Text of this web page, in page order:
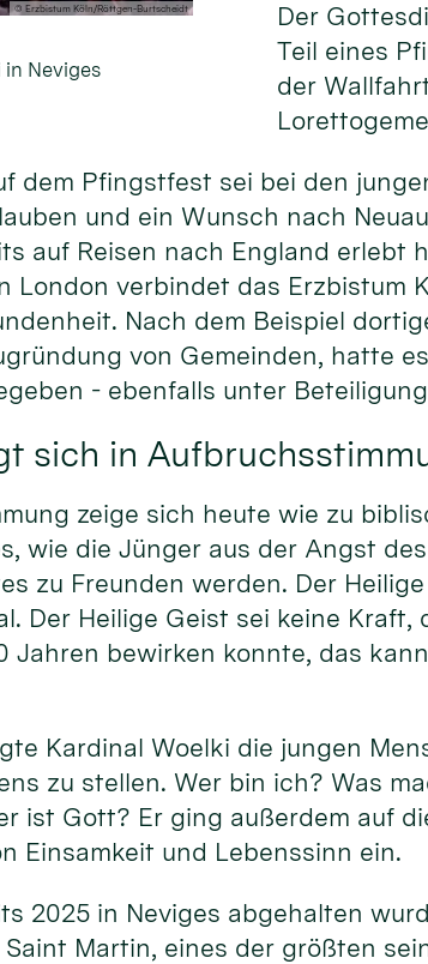
© Erzbistum Köln/Röttgen-Burtscheidt
Neviges
Der
Teil eines
der
dem Pfingstfest sei bei den
und ein Wunsch nach
auf Reisen nach England erlebt
London verbindet das Erzbistum
Nach dem Beispiel
von Gemeinden, hatte
- ebenfalls unter
sich in
zeige sich heute wie zu
wie die Jünger aus der Angst
zu Freunden werden. Der
Der Heilige Geist sei keine
Jahren bewirken konnte, das
Kardinal Woelki die jungen
zu stellen. Wer bin ich? Was
ist Gott? Er ging außerdem auf
Einsamkeit und Lebenssinn ein.
2025 in Neviges abgehalten
Martin, eines der größten